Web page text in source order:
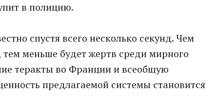
в полицию.
спустя всего несколько секунд. Чем
меньше будет жертв среди мирного
теракты во Франции и всеобщую
предлагаемой системы становится